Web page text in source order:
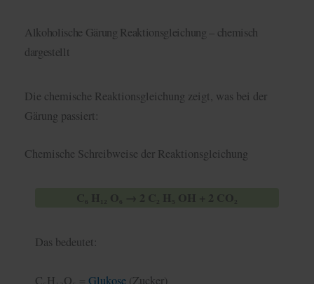
Alkoholische Gärung Reaktionsgleichung – chemisch
dargestellt
Die chemische Reaktionsgleichung zeigt, was bei der
Gärung passiert:
Chemische Schreibweise der Reaktionsgleichung
C₆ H₁₂ O₆ → 2 C₂ H₅ OH + 2 CO₂
Das bedeutet:
C₆H₁₂O₆ = Glukose (Zucker)